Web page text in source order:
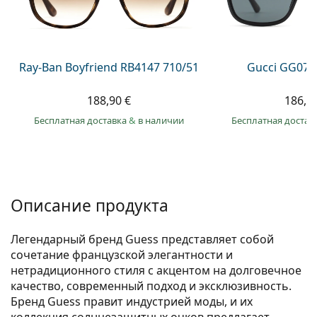
Persol
Все бренды
Ray-Ban Boyfriend RB4147 710/51
188,90 €
Бесплатная доставка& в наличии
Gucci
Бесплатная
Описание продукта
Легендарный бренд Guess представляет собой
сочетание французской элегантности и
нетрадиционного стиля с акцентом на долговечное
качество, современный подход и эксклюзивность.
Бренд Guess правит индустрией моды, и их